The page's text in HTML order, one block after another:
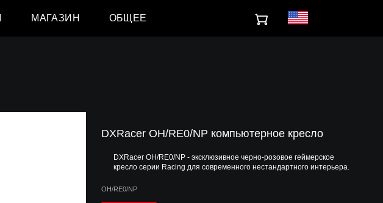
МАГАЗИН ОБЩЕЕ
DXRacer OH/RE0/NP компьютерное кресло
DXRacer OH/RE0/NP - эксклюзивное черно-розовое геймерское
кресло серии Racing для современного нестандартного интерьера.
OH/RE0/NP